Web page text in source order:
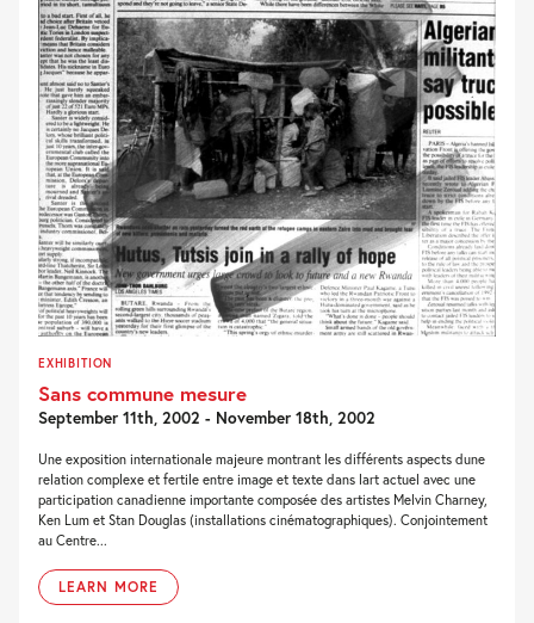
EXHIBITION
Sans commune mesure
September 11th, 2002 - November 18th, 2002
Une exposition internationale majeure montrant les différents aspects dune
relation complexe et fertile entre image et texte dans lart actuel avec une
participation canadienne importante composée des artistes Melvin Charney,
Ken Lum et Stan Douglas (installations cinématographiques). Conjointement
au Centre...
LEARN MORE